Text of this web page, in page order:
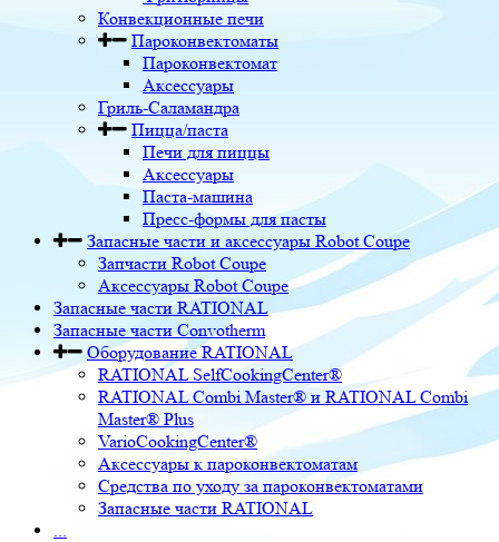
Конвекционные печи
Пароконвектоматы
Пароконвектомат
Аксессуары
Гриль-Саламандра
Пицца/паста
Печи для пиццы
Аксессуары
Паста-машина
Пресс-формы для пасты
Запасные части и аксессуары Robot Coupe
Запчасти Robot Coupe
Аксессуары Robot Coupe
Запасные части RATIONAL
Запасные части Convotherm
Оборудование RATIONAL
RATIONAL SelfCookingCenter®
RATIONAL Combi Master® и RATIONAL Combi
Master® Plus
VarioCookingCenter®
Аксессуары к пароконвектоматам
Средства по уходу за пароконвектоматами
Запасные части RATIONAL
...